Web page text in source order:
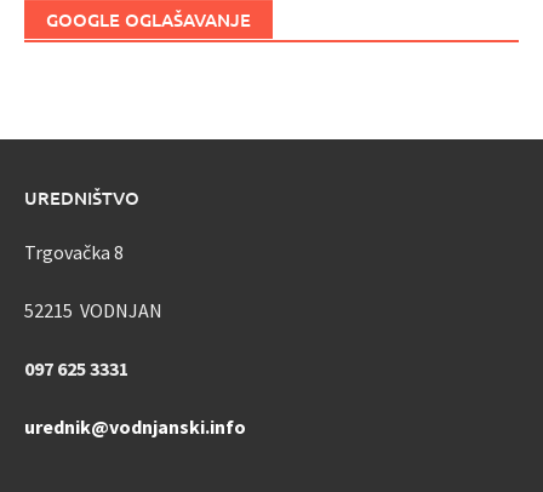
GOOGLE OGLAŠAVANJE
UREDNIŠTVO
Trgovačka 8
52215 VODNJAN
097 625 3331
urednik@vodnjanski.info